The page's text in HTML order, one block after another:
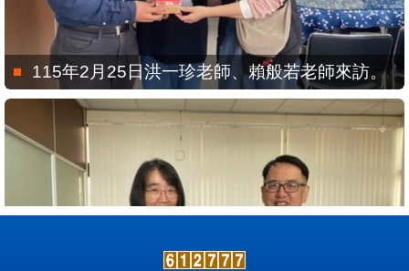
115年2月25日洪一珍老師、賴般若老師來訪。